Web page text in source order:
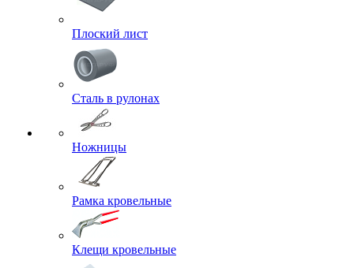
Плоский лист
Сталь в рулонах
Ножницы
Рамка кровельные
Клещи кровельные